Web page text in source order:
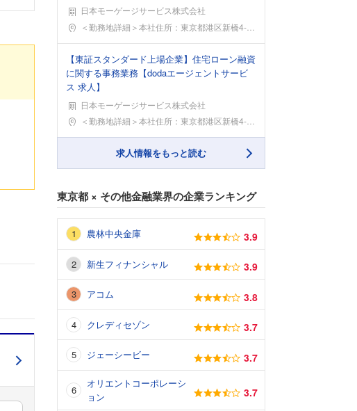
日本モーゲージサービス株式会社
勤務地＜勤務地詳細＞本社住所：東京都港区新橋4-3-1
【東証スタンダード上場企業】住宅ローン融資
に関する事務業務【dodaエージェントサービ
ス 求人】
日本モーゲージサービス株式会社
勤務地＜勤務地詳細＞本社住所：東京都港区新橋4-3-1
求人情報をもっと読む
東京都 × その他金融業界の企業ランキング
農林中央金庫 3.9
新生フィナンシャル 3.9
アコム 3.8
クレディセゾン 3.7
ジェーシービー 3.7
オリエントコーポレーシ
ョン
3.7